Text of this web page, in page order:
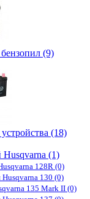
(9)
(18)
Husqvarna (1)
128R (0)
Husqvarna 130 (0)
135 Mark II (0)